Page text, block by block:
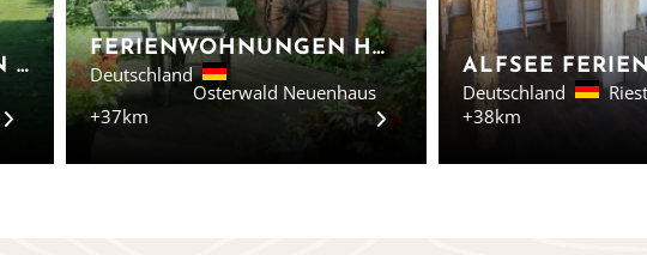
CAMPINGPLATZ EMMEN - SAFARI ZELTE DRENTHE
FERIENWOHNUNGEN HOF ROSEBOOM - TINY HOUSE IN DER GRAFSCHAFT BENTHEIM
Deutschland
Osterwald Neuenhaus
+37km
Deutschland
+38km